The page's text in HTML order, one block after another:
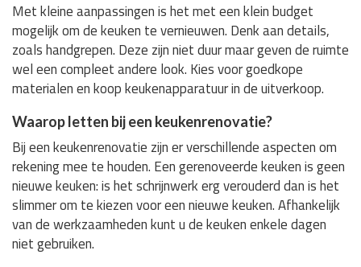
Met kleine aanpassingen is het met een klein budget
mogelijk om de keuken te vernieuwen. Denk aan details,
zoals handgrepen. Deze zijn niet duur maar geven de ruimte
wel een compleet andere look. Kies voor goedkope
materialen en koop keukenapparatuur in de uitverkoop.
Waarop letten bij een keukenrenovatie?
Bij een keukenrenovatie zijn er verschillende aspecten om
rekening mee te houden. Een gerenoveerde keuken is geen
nieuwe keuken: is het schrijnwerk erg verouderd dan is het
slimmer om te kiezen voor een nieuwe keuken. Afhankelijk
van de werkzaamheden kunt u de keuken enkele dagen
niet gebruiken.